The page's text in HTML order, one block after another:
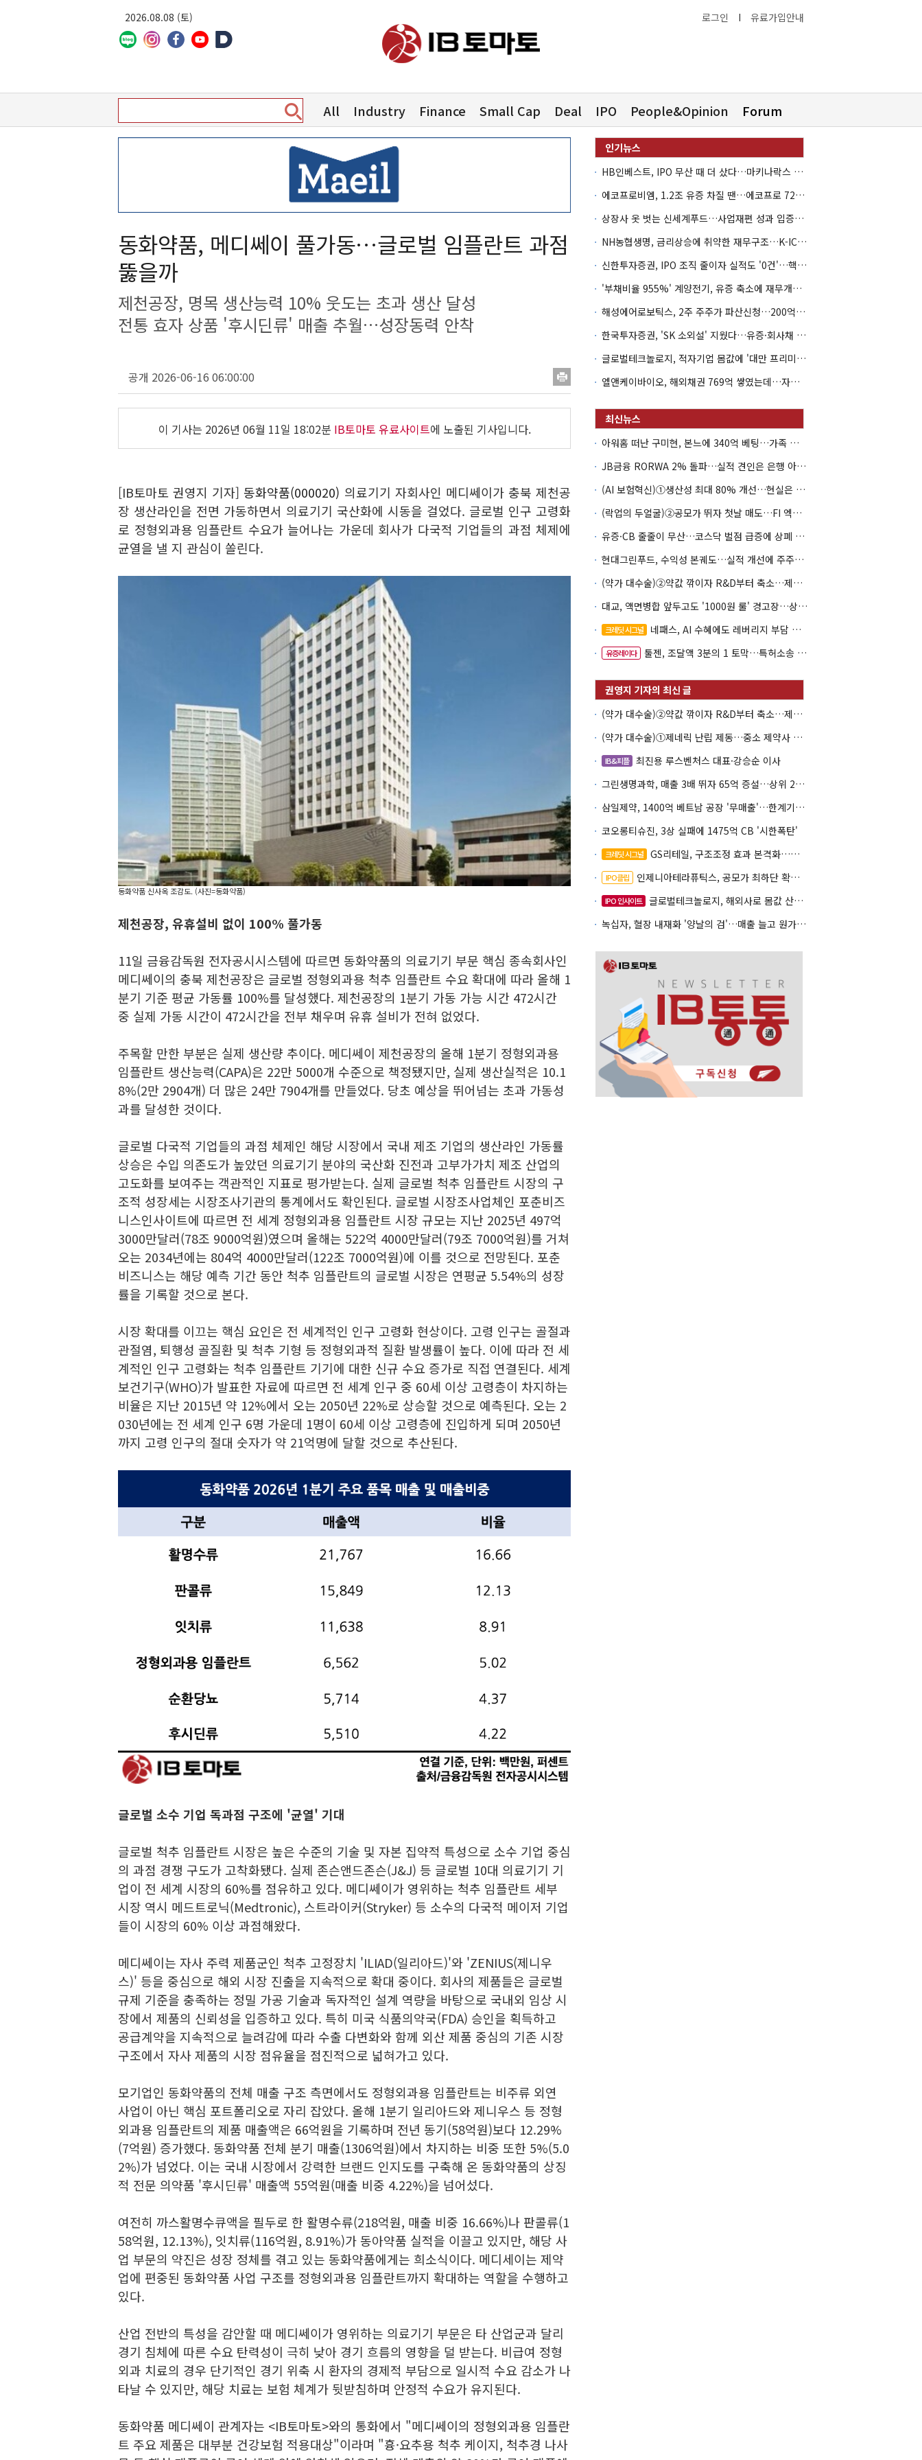
2026.08.08 (토) 로그인 I 유료가입안내
All Industry Finance Small Cap Deal IPO People&Opinion Forum
동화약품, 메디쎄이 풀가동…글로벌 임플란트 과점
뚫을까
제천공장, 명목 생산능력 10% 웃도는 초과 생산 달성
전통 효자 상품 '후시딘류' 매출 추월…성장동력 안착
공개 2026-06-16 06:00:00
이 기사는 2026년 06월 11일 18:02분 IB토마토 유료사이트에 노출된 기사입니다.
[IB토마토 권영지 기자] 동화약품(000020) 의료기기 자회사인 메디쎄이가 충북 제천공
장 생산라인을 전면 가동하면서 의료기기 국산화에 시동을 걸었다. 글로벌 인구 고령화
로 정형외과용 임플란트 수요가 늘어나는 가운데 회사가 다국적 기업들의 과점 체제에
균열을 낼 지 관심이 쏠린다.
동화약품 신사옥 조감도. (사진=동화약품)
제천공장, 유휴설비 없이 100% 풀가동
11일 금융감독원 전자공시시스템에 따르면 동화약품의 의료기기 부문 핵심 종속회사인
메디쎄이의 충북 제천공장은 글로벌 정형외과용 척추 임플란트 수요 확대에 따라 올해 1
분기 기준 평균 가동률 100%를 달성했다. 제천공장의 1분기 가동 가능 시간 472시간
중 실제 가동 시간이 472시간을 전부 채우며 유휴 설비가 전혀 없었다.
주목할 만한 부분은 실제 생산량 추이다. 메디쎄이 제천공장의 올해 1분기 정형외과용
임플란트 생산능력(CAPA)은 22만 5000개 수준으로 책정됐지만, 실제 생산실적은 10.1
8%(2만 2904개) 더 많은 24만 7904개를 만들었다. 당초 예상을 뛰어넘는 초과 가동성
과를 달성한 것이다.
글로벌 다국적 기업들의 과점 체제인 해당 시장에서 국내 제조 기업의 생산라인 가동률
상승은 수입 의존도가 높았던 의료기기 분야의 국산화 진전과 고부가가치 제조 산업의
고도화를 보여주는 객관적인 지표로 평가받는다. 실제 글로벌 척추 임플란트 시장의 구
조적 성장세는 시장조사기관의 통계에서도 확인된다. 글로벌 시장조사업체인 포춘비즈
니스인사이트에 따르면 전 세계 정형외과용 임플란트 시장 규모는 지난 2025년 497억
3000만달러(78조 9000억원)였으며 올해는 522억 4000만달러(79조 7000억원)를 거쳐
오는 2034년에는 804억 4000만달러(122조 7000억원)에 이를 것으로 전망된다. 포춘
비즈니스는 해당 예측 기간 동안 척추 임플란트의 글로벌 시장은 연평균 5.54%의 성장
률을 기록할 것으로 본다.
시장 확대를 이끄는 핵심 요인은 전 세계적인 인구 고령화 현상이다. 고령 인구는 골절과
관절염, 퇴행성 골질환 및 척추 기형 등 정형외과적 질환 발생률이 높다. 이에 따라 전 세
계적인 인구 고령화는 척추 임플란트 기기에 대한 신규 수요 증가로 직접 연결된다. 세계
보건기구(WHO)가 발표한 자료에 따르면 전 세계 인구 중 60세 이상 고령층이 차지하는
비율은 지난 2015년 약 12%에서 오는 2050년 22%로 상승할 것으로 예측된다. 오는 2
030년에는 전 세계 인구 6명 가운데 1명이 60세 이상 고령층에 진입하게 되며 2050년
까지 고령 인구의 절대 숫자가 약 21억명에 달할 것으로 추산된다.
글로벌 소수 기업 독과점 구조에 '균열' 기대
글로벌 척추 임플란트 시장은 높은 수준의 기술 및 자본 집약적 특성으로 소수 기업 중심
의 과점 경쟁 구도가 고착화됐다. 실제 존슨앤드존슨(J&J) 등 글로벌 10대 의료기기 기
업이 전 세계 시장의 60%를 점유하고 있다. 메디쎄이가 영위하는 척추 임플란트 세부
시장 역시 메드트로닉(Medtronic), 스트라이커(Stryker) 등 소수의 다국적 메이저 기업
들이 시장의 60% 이상 과점해왔다.
메디쎄이는 자사 주력 제품군인 척추 고정장치 'ILIAD(일리아드)'와 'ZENIUS(제니우
스)' 등을 중심으로 해외 시장 진출을 지속적으로 확대 중이다. 회사의 제품들은 글로벌
규제 기준을 충족하는 정밀 가공 기술과 독자적인 설계 역량을 바탕으로 국내외 임상 시
장에서 제품의 신뢰성을 입증하고 있다. 특히 미국 식품의약국(FDA) 승인을 획득하고
공급계약을 지속적으로 늘려감에 따라 수출 다변화와 함께 외산 제품 중심의 기존 시장
구조에서 자사 제품의 시장 점유율을 점진적으로 넓혀가고 있다.
모기업인 동화약품의 전체 매출 구조 측면에서도 정형외과용 임플란트는 비주류 외연
사업이 아닌 핵심 포트폴리오로 자리 잡았다. 올해 1분기 일리아드와 제니우스 등 정형
외과용 임플란트의 제품 매출액은 66억원을 기록하며 전년 동기(58억원)보다 12.29%
(7억원) 증가했다. 동화약품 전체 분기 매출(1306억원)에서 차지하는 비중 또한 5%(5.0
2%)가 넘었다. 이는 국내 시장에서 강력한 브랜드 인지도를 구축해 온 동화약품의 상징
적 전문 의약품 '후시딘류' 매출액 55억원(매출 비중 4.22%)을 넘어섰다.
여전히 까스활명수큐액을 필두로 한 활명수류(218억원, 매출 비중 16.66%)나 판콜류(1
58억원, 12.13%), 잇치류(116억원, 8.91%)가 동아약품 실적을 이끌고 있지만, 해당 사
업 부문의 약진은 성장 정체를 겪고 있는 동화약품에게는 희소식이다. 메디세이는 제약
업에 편중된 동화약품 사업 구조를 정형외과용 임플란트까지 확대하는 역할을 수행하고
있다.
산업 전반의 특성을 감안할 때 메디쎄이가 영위하는 의료기기 부문은 타 산업군과 달리
경기 침체에 따른 수요 탄력성이 극히 낮아 경기 흐름의 영향을 덜 받는다. 비급여 정형
외과 치료의 경우 단기적인 경기 위축 시 환자의 경제적 부담으로 일시적 수요 감소가 나
타날 수 있지만, 해당 치료는 보험 체계가 뒷받침하며 안정적 수요가 유지된다.
동화약품 메디쎄이 관계자는 <IB토마토>와의 통화에서 "메디쎄이의 정형외과용 임플란
트 주요 제품은 대부분 건강보험 적용대상"이라며 "흉·요추용 척추 케이지, 척추경 나사
HB인베스트, IPO 무산 때 더 샀다…마키나락스 투자 2.7배 회수
에코프로비엠, 1.2조 유증 차질 땐…에코프로 7270억 '독박'
상장사 옷 벗는 신세계푸드…사업재편 성과 입증할까
NH농협생명, 금리상승에 취약한 재무구조…K-ICS 변동성 '주의보'
신한투자증권, IPO 조직 줄이자 실적도 '0건'…핵심 인력까지 이탈
'부채비율 955%' 계양전기, 유증 축소에 재무개선 효과 '뚝'
해성에어로보틱스, 2주 주주가 파산신청…200억 CB 분쟁 확산
한국투자증권, 'SK 소외설' 지웠다…유증·회사채 주관 연속 수임
글로벌테크놀로지, 적자기업 몸값에 '대만 프리미엄'…공모가 논란
엘앤케이바이오, 해외채권 769억 쌓였는데…자회사 4곳 자본잠식
아워홈 떠난 구미현, 본느에 340억 베팅…가족 지배체제 구축
JB금융 RORWA 2% 돌파…실적 견인은 은행 아닌 캐피탈
(AI 보험혁신)①생산성 최대 80% 개선…현실은 '실행 격차'
(락업의 두얼굴)②공모가 뛰자 첫날 매도…FI 엑시트 전략 갈렸다
유증·CB 줄줄이 무산…코스닥 벌점 급증에 상폐 압박
현대그린푸드, 수익성 본궤도…실적 개선에 주주환원까지
(약가 대수술)②약값 깎이자 R&D부터 축소…제약업계 비상경영 돌입
대교, 액면병합 앞두고도 '1000원 룰' 경고장…상장유지 시험대
크레딧 시그널 네패스, AI 수혜에도 레버리지 부담 여전
유증레이다 툴젠, 조달액 3분의 1 토막…특허소송 비용부터 챙긴다
(약가 대수술)②약값 깎이자 R&D부터 축소…제약업계 비상경영 돌입
(약가 대수술)①제네릭 난립 제동…중소 제약사 수익성 비상
IB&피플
최진용 루스벤처스 대표·강승순 이사
그린생명과학, 매출 3배 뛰자 65억 증설…상위 2곳 의존도 82%
삼일제약, 1400억 베트남 공장 '무매출'…한계기업 편입 위기
코오롱티슈진, 3상 실패에 1475억 CB '시한폭탄'
크레딧 시그널 GS리테일, 구조조정 효과 본격화…재무체력 '강화'
IPO클립 인제니아테라퓨틱스, 공모가 최하단 확정…600억 조달
IPO 인사이트
글로벌테크놀로지, 해외사로 몸값 산정…520억 공모
녹십자, 혈장 내재화 '양날의 검'…매출 늘고 원가도 상승